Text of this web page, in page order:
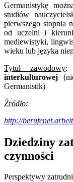
Germanistykę
studiów
pierwszego stopnia
od uczelni i
mediewistyki,
wieku lub języka
Tytuł zawodowy:
interkulturowej
Germanistik)
Źródło:
http://
Dziedziny
czynności
Perspektywy